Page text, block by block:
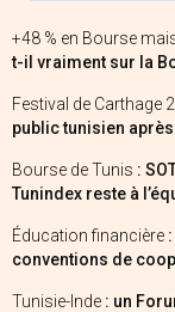
+48 % en Bourse
t-il vraiment sur la
Festival de Carthage
public tunisien
Bourse de Tunis :
Tunindex reste à
Éducation financière
conventions de
Tunisie-Inde : un